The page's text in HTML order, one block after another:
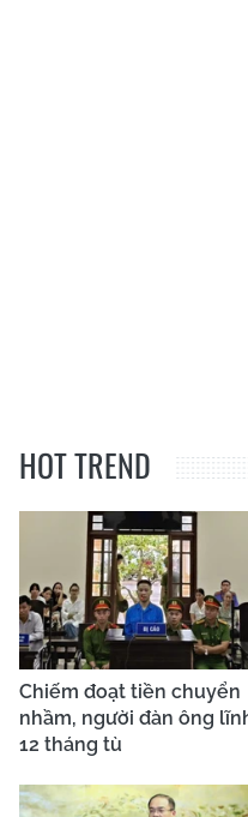
HOT TREND
Chiếm đoạt tiền chuyển
nhầm, người đàn ông
12 tháng tù